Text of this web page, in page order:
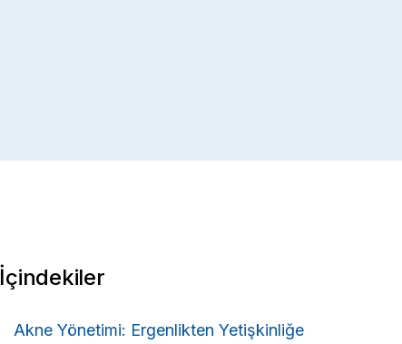
İçindekiler
Akne Yönetimi: Ergenlikten Yetişkinliğe